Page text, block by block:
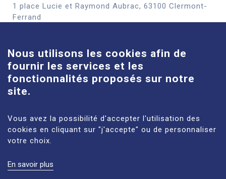
1 place Lucie et Raymond Aubrac, 63100 Clermont-
Ferrand
Louise-Michel site
61 route de Châteaugay, 63118 Cébazat
See more
LEGAL NOTICES
Nous utilisons les cookies afin de
fournir les services et les
fonctionnalités proposés sur notre
site.
Vous avez la possibilité d'accepter l'utilisation des
cookies en cliquant sur "j'accepte" ou de personnaliser
votre choix.
En savoir plus